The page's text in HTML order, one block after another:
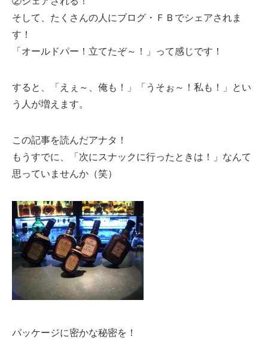
そして、たくさんの人にブログ・ＦＢでシェアされま
す！
「オールドパー！立てたぞ～！」って感じです！
すると、「えぇ～、俺も！」「うそぉ～！私も！」とい
う人が増えます。
この記事を読んだアナタ！
もうすでに、「次にスナックに行ったときは！」なんて
思っていませんか（笑）
パッケージに密かな秘密を！